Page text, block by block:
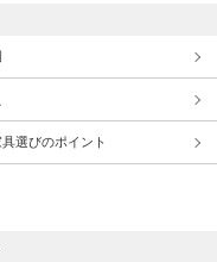
選びのポイント